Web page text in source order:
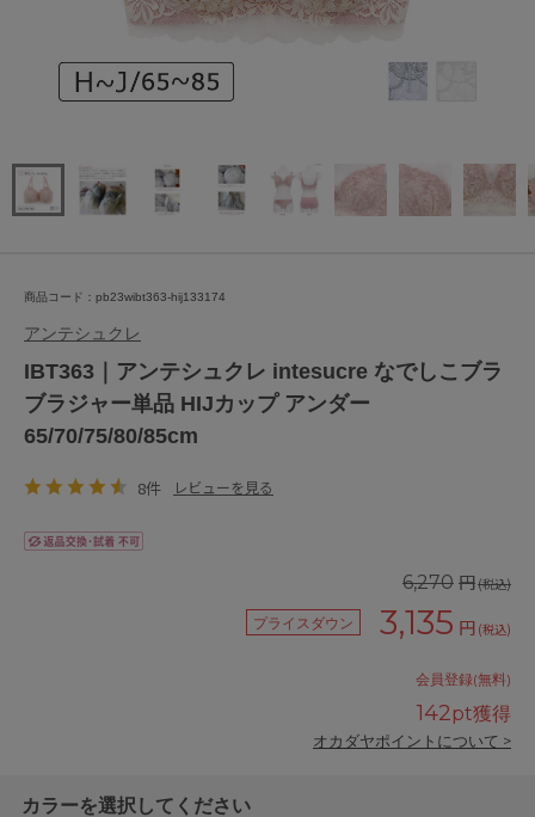
商品コード：pb23wibt363-hij133174
アンテシュクレ
IBT363｜アンテシュクレ intesucre なでしこブラ
ブラジャー単品 HIJカップ アンダー
65/70/75/80/85cm
8件 レビューを見る
6,270 円(税込)
プライスダウン 3,135 円 (税込)
会員登録(無料)
142pt獲得
オカダヤポイントについて >
カラーを選択してください